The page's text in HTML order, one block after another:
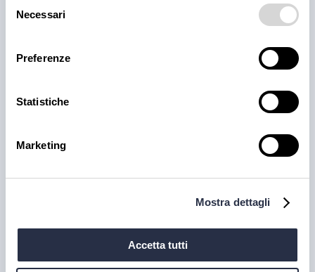
delNecessari
Preferenze
Statistiche
Marketing
Mostra dettagli
Accetta tutti